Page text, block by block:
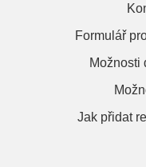
Formulář
Možnosti
Jak přidat